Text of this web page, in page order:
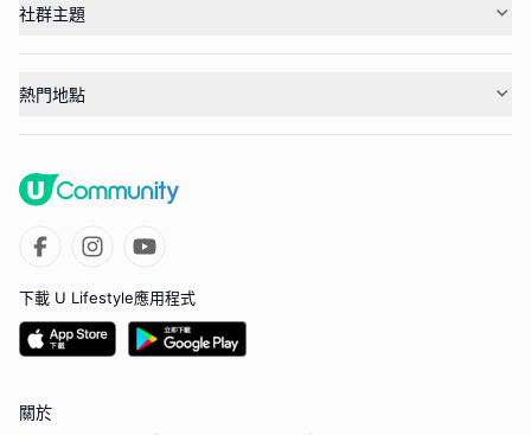
社群主題
熱門地點
下載 U Lifestyle應用程式
關於